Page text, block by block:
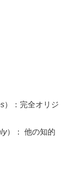
）：完全オリジ
）： 他の知的